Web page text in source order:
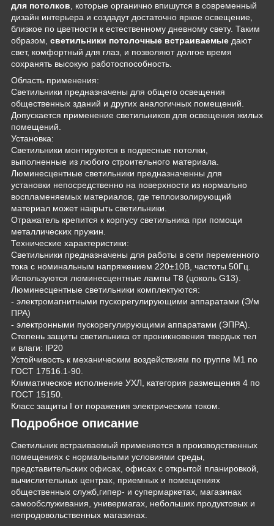
для потолков, которые органично впишутся в современный
дизайн интерьера и создадут достаточно яркое освещение,
близкое по цветности к естественному дневному свету. Таким
образом, светильники потолочные встраиваемые дают
свет, комфортный для глаз, и позволяют долгое время
сохранять высокую работоспособность.
Область применения:
Светильники предназначены для общего освещения
общественных зданий и других аналогичных помещений.
Допускается применение светильников для освещения жилых
помещений.
Установка:
Светильники монтируются в подвесные потолки,
выполненные из любого строительного материала.
Люминесцентные светильники предназначенны для
установки непосредственно на поверхности из нормально
воспламеняемых материалов, где теплоизолирующий
материал может накрыть светильники.
Отражатель крепится к корпусу светильника при помощи
металлических пружин.
Технические характеристики:
Светильники предназначены для работы в сети переменного
тока с номинальным напряжением 220±10В, частоты 50Гц.
Используются люминесцентные лампы Т8 (цоколь G13).
Люминесцентные светильники комплектуются:
- электромагнитными пускорегулирующими аппаратами (Э/м
ПРА)
- электронными пускорегулирующими аппаратами (ЭПРА).
Степень защиты светильника от проникновения твердых тел
и влаги: IP20
Устойчивость к механическим воздействиям по группе М1 по
ГОСТ 17516.1-90.
Климатическое исполнение УХЛ, категория размещения 4 по
ГОСТ 15150.
Класс защиты I от поражения электрическим током.
Подробное описание
Светильник встраиваемый применяется в производственных
помещениях с нормальными условиями среды,
представительских офисах, офисах с открытой планировкой,
вычислительных центрах, приемных и помещениях
общественных служб,гипер- и супермаркетах, магазинах
самообслуживания, универмагах, небольших продуктовых и
непродовольственных магазинах.